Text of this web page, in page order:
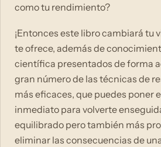
como tu rendimiento?
¡Entonces este libro cambiará tu
te ofrece, además de
científica presentados de forma
gran número de las técnicas de
más eficaces, que puedes poner
inmediato para volverte
equilibrado pero también más
eliminar las consecuencias de